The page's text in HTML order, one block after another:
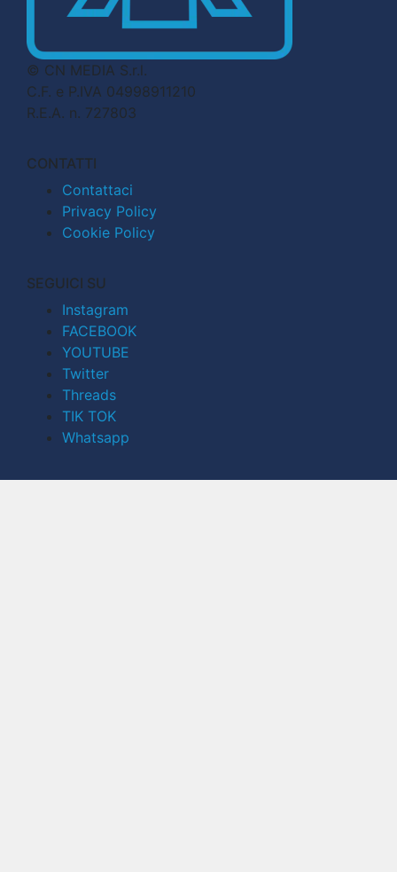
© CN MEDIA S.r.l.
C.F. e P.IVA 04998911210
R.E.A. n. 727803
CONTATTI
Contattaci
Privacy Policy
Cookie Policy
SEGUICI SU
Instagram
FACEBOOK
YOUTUBE
Twitter
Threads
TIK TOK
Whatsapp